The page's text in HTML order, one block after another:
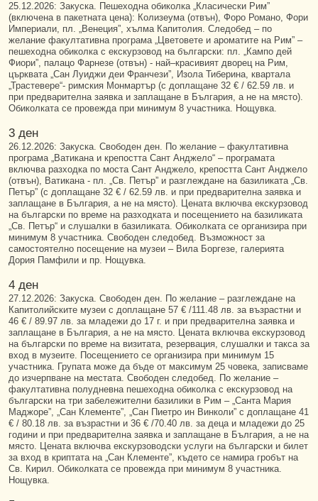
25.12.2026: Закуска. Пешеходна обиколка „Класически Рим”
(включена в пакетната цена): Колизеума (отвън), Форо Романо, Фори
Империали, пл. „Венеция”, хълма Капитолия. Следобед – по
желание факултативна програма „Цветовете и ароматите на Рим” –
пешеходна обиколка с екскурзовод на български: пл. „Кампо дей
Фиори”, палацо Фарнезе (отвън) - най–красивият дворец на Рим,
църквата „Сан Луиджи деи Франчези”, Изола Тиберина, квартала
„Трастевере“- римския Монмартър (с доплащане 32 € / 62.59 лв. и
при предварителна заявка и заплащане в България, а не на място).
Обиколката се провежда при минимум 8 участника. Нощувка.
3 ден
26.12.2026: Закуска. Свободен ден. По желание – факултативна
програма „Ватикана и крепостта Сант Анджело“ – програмата
включва разходка по моста Сант Анджело, крепостта Сант Анджело
(отвън), Ватикана - пл. „Св. Петър” и разглеждане на базиликата „Св.
Петър” (с доплащане 32 € / 62.59 лв. и при предварителна заявка и
заплащане в България, а не на място). Цената включва екскурзовод
на български по време на разходката и посещението на базиликата
„Св. Петър“ и слушалки в базиликата. Обиколката се организира при
минимум 8 участника. Свободен следобед. Възможност за
самостоятелно посещение на музеи – Вила Боргезе, галерията
Дория Памфили и пр. Нощувка.
4 ден
27.12.2026: Закуска. Свободен ден. По желание – разглеждане на
Капитолийските музеи с доплащане 57 € /111.48 лв. за възрастни и
46 € / 89.97 лв. за младежи до 17 г. и при предварителна заявка и
заплащане в България, а не на място. Цената включва екскурзовод
на български по време на визитата, резервация, слушалки и такса за
вход в музеите. Посещението се организира при минимум 15
участника. Групата може да бъде от максимум 25 човека, записваме
до изчерпване на местата. Свободен следобед. По жeлание –
факултативна полудневна пешеходна обиколка с екскурзовод на
български на три забележителни базилики в Рим – „Санта Мария
Маджоре”, „Сан Клементе”, „Сан Пиетро ин Винколи” с доплащане 41
€ / 80.18 лв. за възрастни и 36 € /70.40 лв. за деца и младежи до 25
години и при предварителна заявка и заплащане в България, а не на
място. Цената включва екскурзоводски услуги на български и билет
за вход в криптата на „Сан Клементе”, където се намира гробът на
Св. Кирил. Обиколката се провежда при минимум 8 участника.
Нощувка.